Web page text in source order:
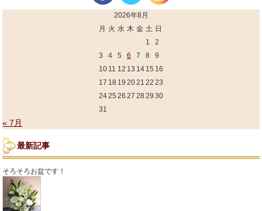
2026年8月
月 火 水 木 金 土 日
1
2
3
4 5 6 7 8
9
10 11 12 13 14 15 16
17 18 19 2021 22 23
2425 26 27 28 29 30
31
« 7月
最新記事
そろそろお盆です！